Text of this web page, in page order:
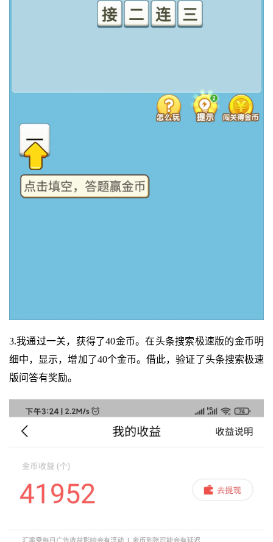
3.我通过一关，获得了40金币。在头条搜索极速版的金币明
细中，显示，增加了40个金币。借此，验证了头条搜索极速
版问答有奖励。